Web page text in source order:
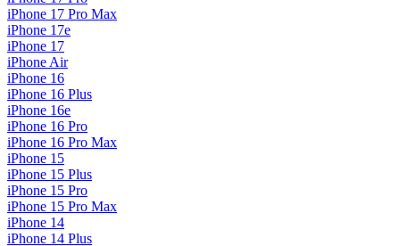
iPhone 17 Pro Max
iPhone 17e
iPhone 17
iPhone Air
iPhone 16
iPhone 16 Plus
iPhone 16e
iPhone 16 Pro
iPhone 16 Pro Max
iPhone 15
iPhone 15 Plus
iPhone 15 Pro
iPhone 15 Pro Max
iPhone 14
iPhone 14 Plus